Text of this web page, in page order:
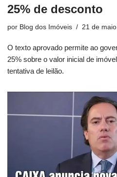
25% de desconto
por Blog dos Imóveis 21 de
O texto aprovado permite ao
25% sobre o valor inicial de
tentativa de leilão.